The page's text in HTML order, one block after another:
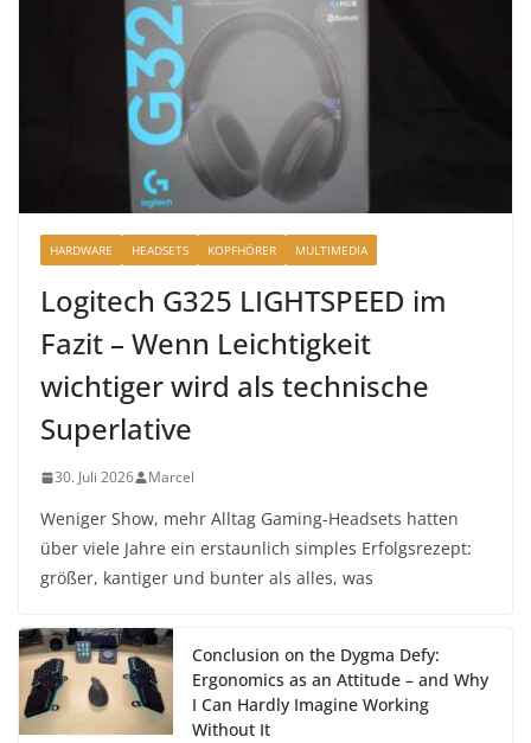
HARDWARE HEADSETS KOPFHÖRER MULTIMEDIA
Logitech G325 LIGHTSPEED im
Fazit – Wenn Leichtigkeit
wichtiger wird als technische
Superlative
30. Juli 2026 Marcel
Weniger Show, mehr Alltag Gaming-Headsets hatten
über viele Jahre ein erstaunlich simples Erfolgsrezept:
größer, kantiger und bunter als alles, was
Conclusion on the Dygma Defy:
Ergonomics as an Attitude – and Why
I Can Hardly Imagine Working
Without It